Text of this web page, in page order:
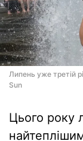
Липень уже третій
Sun
Цього року